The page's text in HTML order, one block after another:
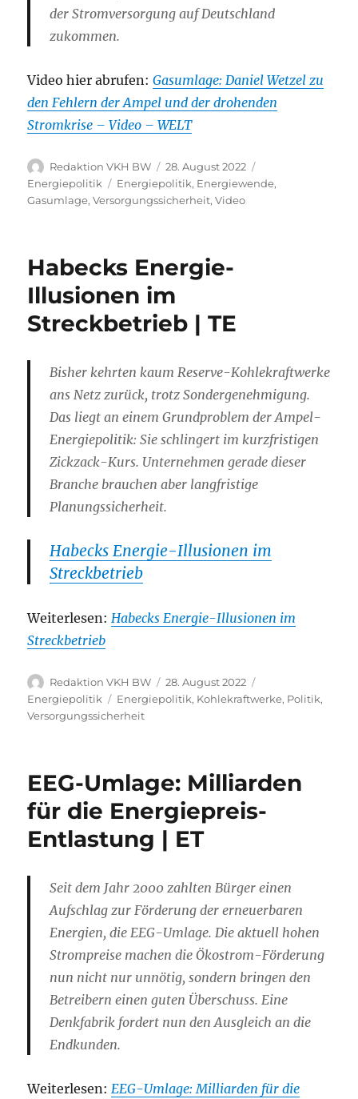
der Stromversorgung auf Deutschland
zukommen.
Video hier abrufen:Gasumlage: Daniel Wetzel zu
den Fehlern der Ampel und der drohenden
Stromkrise – Video – WELT
Autor
Redaktion VKH BW
Veröffentlicht
am
28. August 2022
Energiepolitik
Schlagwörter
Energiepolitik, Energiewende,
Gasumlage,Versorgungssicherheit,Video
Habecks Energie-
Illusionen im
Streckbetrieb | TE
Bisher kehrten kaum Reserve-Kohlekraftwerke
ans Netz zurück, trotz Sondergenehmigung.
Das liegt an einem Grundproblem der Ampel-
Energiepolitik: Sie schlingert im kurzfristigen
Zickzack-Kurs. Unternehmen gerade dieser
Branche brauchen aber langfristige
Planungssicherheit.
Habecks Energie-Illusionen im
Streckbetrieb
Weiterlesen: Habecks Energie-Illusionen im
Streckbetrieb
Autor
Redaktion VKH BW
Veröffentlicht
am
28. August 2022
Energiepolitik
Schlagwörter
Energiepolitik, Kohlekraftwerke, Politik,
Versorgungssicherheit
EEG-Umlage: Milliarden
für die Energiepreis-
Entlastung | ET
Seit dem Jahr 2000 zahlten Bürger einen
Aufschlag zur Förderung der erneuerbaren
Energien, die EEG-Umlage. Die aktuell hohen
Strompreise machen die Ökostrom-Förderung
nun nicht nur unnötig, sondern bringen den
Betreibern einen guten Überschuss. Eine
Denkfabrik fordert nun den Ausgleich an die
Endkunden.
Weiterlesen:EEG-Umlage: Milliarden für die